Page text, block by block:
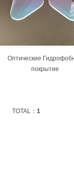
Оптические
покрытие
TOTAL： 1